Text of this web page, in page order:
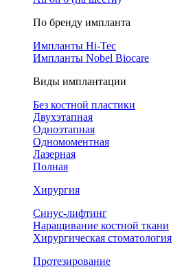
По бренду импланта
Импланты Hi-Tec
Импланты Nobel Biocare
Виды имплантации
Без костной пластики
Двухэтапная
Одноэтапная
Одномоментная
Лазерная
Полная
Хирургия
Синус-лифтинг
Наращивание костной ткани
Хирургическая стоматология
Протезирование